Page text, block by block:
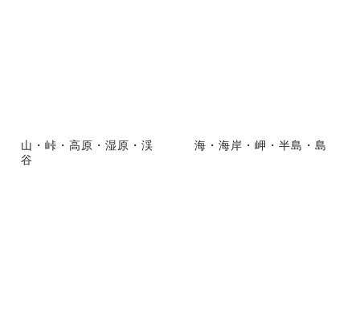
山・峠・高原・湿原・渓
谷
海・海岸・岬・半島・島